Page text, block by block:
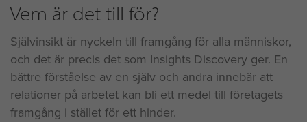
Vem är det till för?
Självinsikt är nyckeln till framgång för alla människor,
och det är precis det som Insights Discovery ger. En
bättre förståelse av en själv och andra innebär att
relationer på arbetet kan bli ett medel till företagets
framgång i stället för ett hinder.